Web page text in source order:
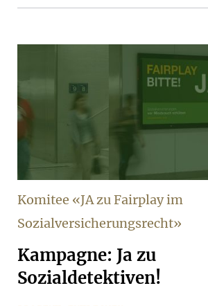
Komitee «JA zu Fairplay im
Sozialversicherungsrecht»
Kampagne: Ja zu
Sozialdetektiven!